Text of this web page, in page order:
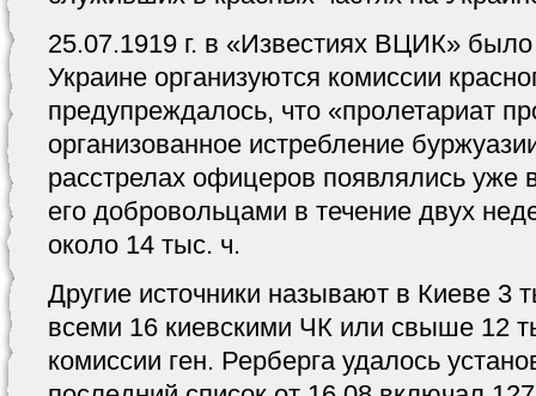
25.07.1919 г. в «Известиях ВЦИК»
Украине организуются комиссии
предупреждалось, что «пролетариат
организованное истребление
расстрелах офицеров появлялись уже
его добровольцами в течение двух
около 14 тыс. ч.
Другие источники называют в Киеве 3
всеми 16 киевскими ЧК или свыше 12
комиссии ген. Рерберга удалось